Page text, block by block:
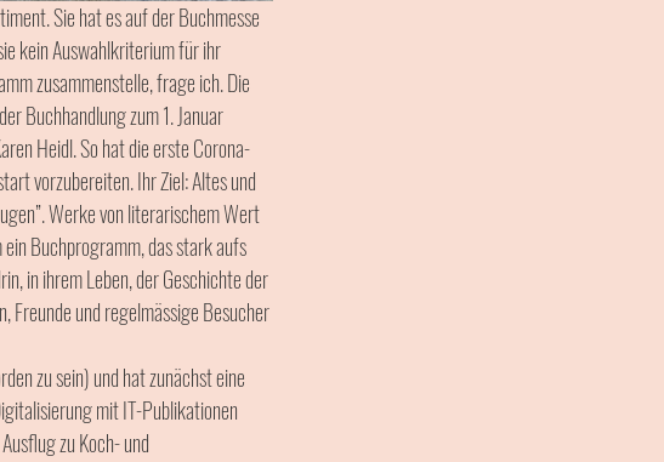
Sie hat es auf der Buchmesse
kein Auswahlkriterium für ihr
zusammenstelle, frage ich. Die
Buchhandlung zum 1. Januar
Heidl. So hat die erste Corona-
vorzubereiten. Ihr Ziel: Altes und
Werke von literarischem Wert
Buchprogramm, das stark aufs
in ihrem Leben, der Geschichte der
Freunde und regelmässige Besucher
zu sein) und hat zunächst eine
mit IT-Publikationen
zu Koch- und